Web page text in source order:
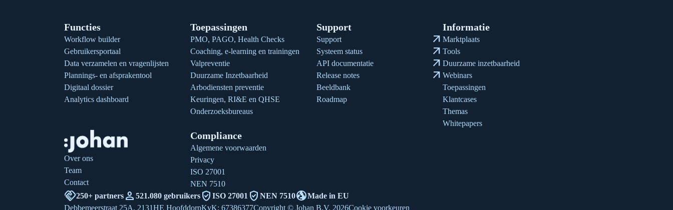
Functies
Workflow builder
Gebruikersportaal
Data verzamelen en vragenlijsten
Plannings- en afsprakentool
Digitaal dossier
Analytics dashboard
Toepassingen
PMO, PAGO, Health Checks
Coaching, e-learning en trainingen
Valpreventie
Duurzame Inzetbaarheid
Arbodiensten preventie
Keuringen, RI&E en QHSE
Onderzoeksbureaus
Support
Support arrow_outward
Systeem status arrow_outward
API documentatie arrow_outward
Release notes arrow_outward
Beeldbank
Roadmap
Informatie
Marktplaats
Tools
Duurzame inzetbaarheid
Webinars
Toepassingen
Klantcases
Themas
Whitepapers
Over ons
Team
Contact
Compliance
Algemene voorwaarden
Privacy
ISO 27001
NEN 7510
handshake250+ partners person 521.080 gebruikers verified_user ISO 27001 verified_user NEN 7510globe_ukMade in EU
Debbemeerstraat 25A, 2131HE HoofddorpKvK: 67386377Copyright © Johan B.V. 2026Cookie voorkeuren